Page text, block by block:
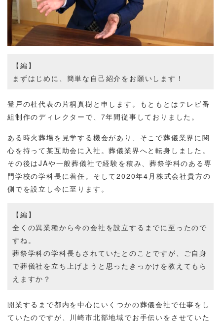
【編】
まずはじめに、簡単な自己紹介をお願いします！
登戸の杜代表の片桐真樹と申します。もともとはテレビ番
組制作のディレクターで、7年間従事しておりました。
ある時火葬場を見学する機会があり、そこで葬儀業界に関
心を持って某互助会に入社。葬儀業界へと転身しました。
その後はJAや一般葬儀社で経験を積み、葬祭学科のある専
門学校の学科長に着任。そして2020年4月株式会社貴方の
側でを設立し今に至ります。
【編】
全くの異業種から今の会社を設立するまでに至ったので
すね。
葬祭学科の学科長もされていたとのことですが、ご自身
で葬儀社を立ち上げようと思ったきっかけを教えてもら
えますか？
開業するまで都内を中心にいくつかの葬儀会社で仕事をし
ていたのですが、川崎市北部地域でお手伝いをさせていた